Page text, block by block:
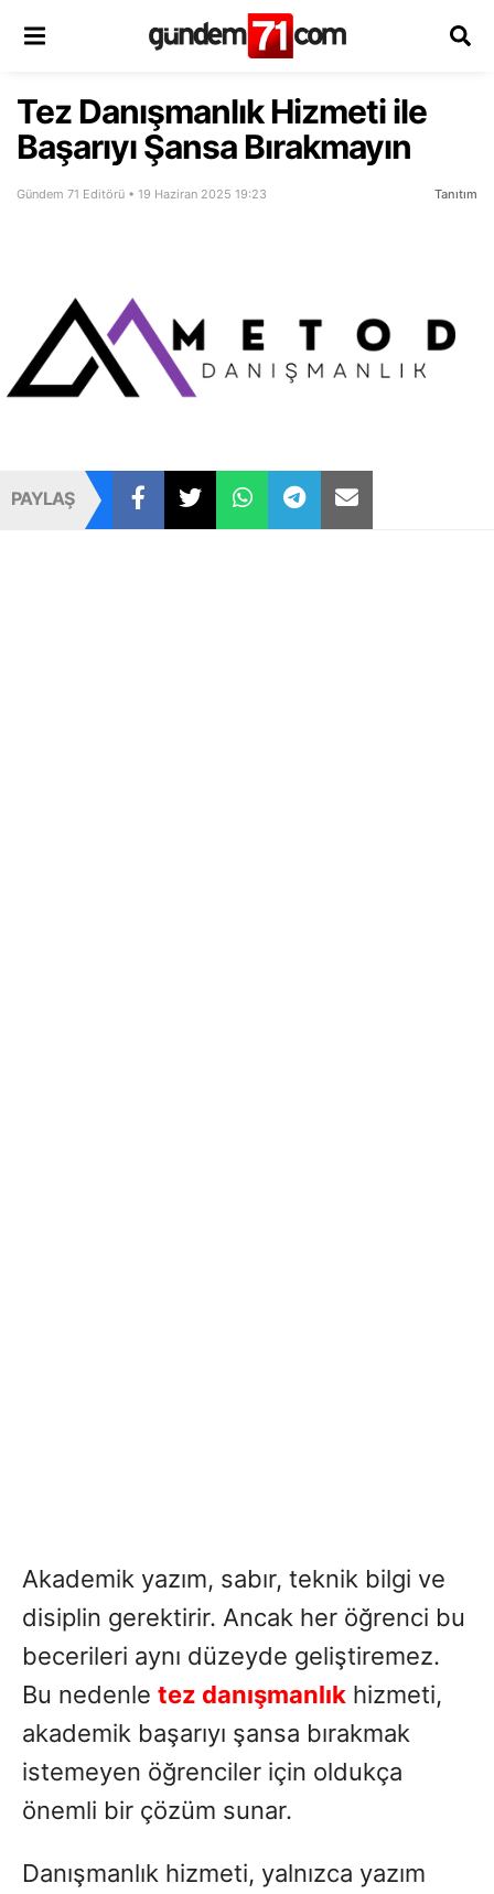
Tez Danışmanlık Hizmeti ile
Başarıyı Şansa Bırakmayın
Gündem 71 Editörü • 19 Haziran 2025 19:23 Tanıtım
PAYLAŞ
Akademik yazım, sabır, teknik bilgi ve
disiplin gerektirir. Ancak her öğrenci bu
becerileri aynı düzeyde geliştiremez.
Bu nedenle tez danışmanlık hizmeti,
akademik başarıyı şansa bırakmak
istemeyen öğrenciler için oldukça
önemli bir çözüm sunar.
Danışmanlık hizmeti, yalnızca yazım